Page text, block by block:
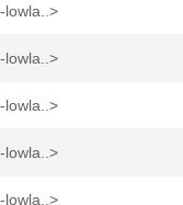
lowla..>
lowla..>
lowla..>
lowla..>
lowla..>